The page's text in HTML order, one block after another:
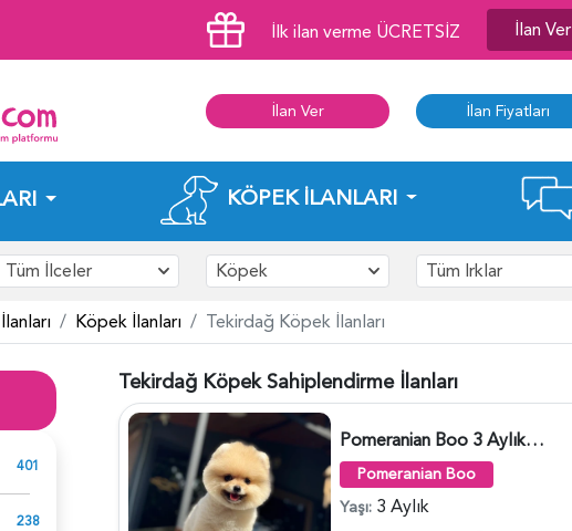
İlk ilan verme ÜCRETSİZ İlan Ver
İlan Ver İlan Fiyatları
KÖPEK İLANLARI
Tüm İlceler Köpek Tüm Irklar
Köpek İlanları Tekirdağ Köpek İlanları
401
238
Tekirdağ Köpek Sahiplendirme İlanları
Pomeranian Boo 3 Aylık Bebek Yavrular - 6178
Pomeranian Boo
Yaşı: 3 Aylık